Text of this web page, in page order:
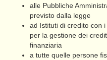
alle Pubbliche
previsto dalla legge
ad Istituti di credito con
per la gestione dei
finanziaria
a tutte quelle persone